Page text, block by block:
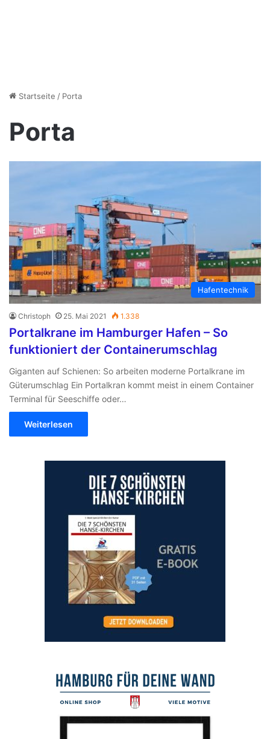
Startseite / Porta
Porta
Hafentechnik
Christoph 25. Mai 2021 1.338
Portalkrane im Hamburger Hafen – So
funktioniert der Containerumschlag
Giganten auf Schienen: So arbeiten moderne Portalkrane im
Güterumschlag Ein Portalkran kommt meist in einem Container
Terminal für Seeschiffe oder…
Weiterlesen